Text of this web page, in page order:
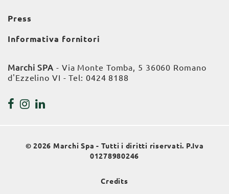
Press
Informativa fornitori
Marchi SPA - Via Monte Tomba, 5 36060 Romano
d'Ezzelino VI - Tel: 0424 8188
© 2026 Marchi Spa - Tutti i diritti riservati. P.Iva
01278980246
Credits